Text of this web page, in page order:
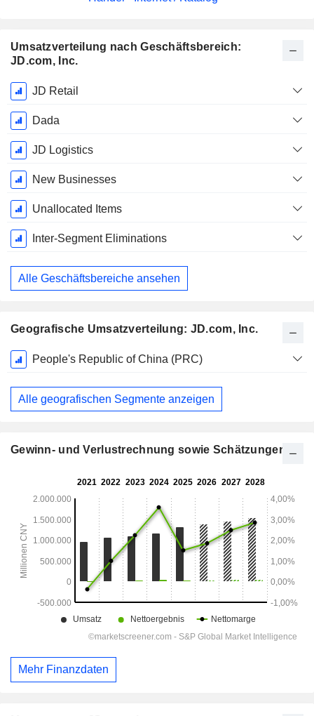
Umsatzverteilung nach Geschäftsbereich:
JD.com, Inc.
Ende d.
Geschäftsjahres:
Dezember
JD Retail
Dada
JD Logistics
New Businesses
Unallocated Items
Inter-Segment Eliminations
Alle Geschäftsbereiche ansehen
Geografische Umsatzverteilung: JD.com, Inc.
Ende d.
Geschäftsjahres:
Dezember
People's Republic of China (PRC)
Alle geografischen Segmente anzeigen
Gewinn- und Verlustrechnung sowie Schätzungen
Mehr Finanzdaten